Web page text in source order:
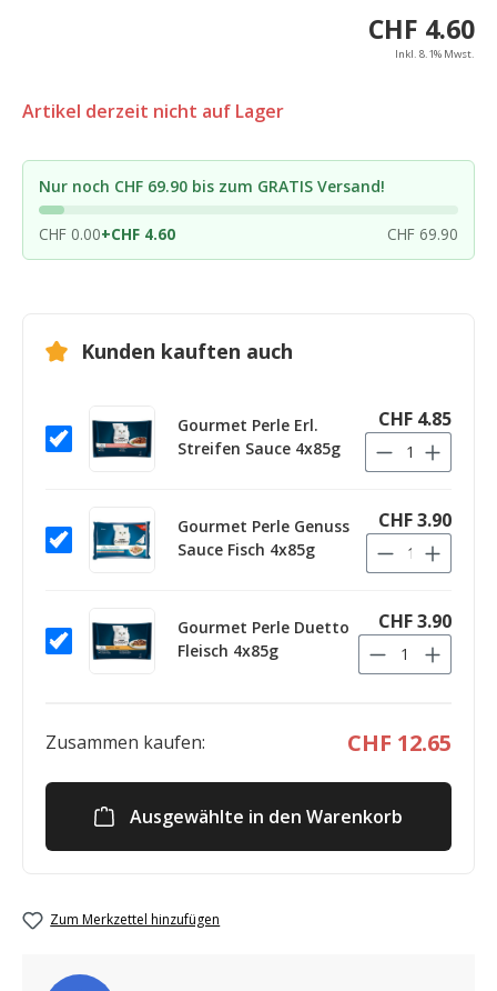
CHF 4.60
Inkl. 8.1% Mwst.
Artikel derzeit nicht auf Lager
Nur noch CHF 69.90 bis zum GRATIS Versand!
CHF 0.00+CHF 4.60 CHF 69.90
Kunden kauften auch
Gourmet Perle Erl.
Streifen Sauce 4x85g
CHF 4.85
Gourmet Perle Genuss
Sauce Fisch 4x85g
CHF 3.90
Gourmet Perle Duetto
Fleisch 4x85g
CHF 3.90
Zusammen kaufen: CHF 12.65
Ausgewählte in den Warenkorb
Zum Merkzettel hinzufügen